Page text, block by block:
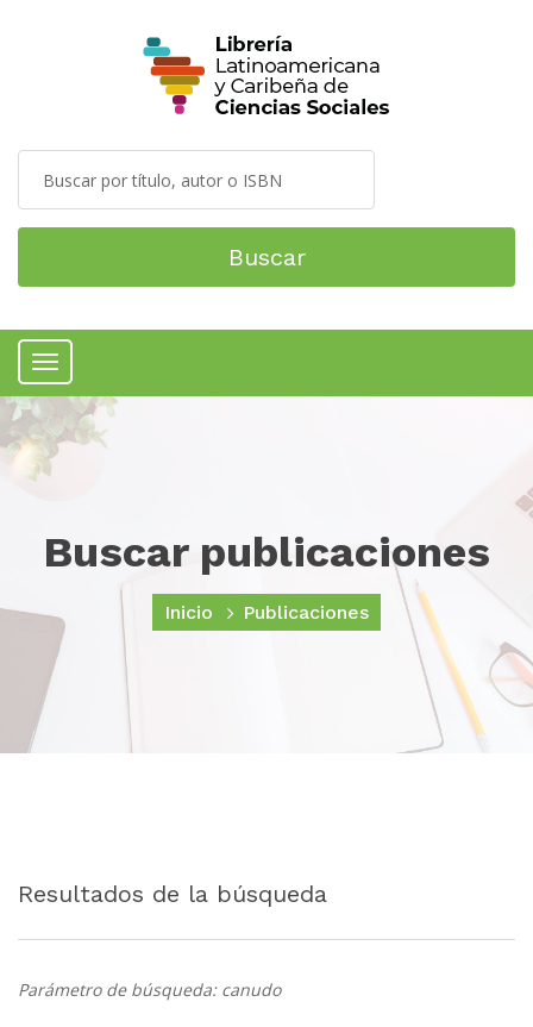
Buscar
Menú
Buscar publicaciones
Inicio Publicaciones
Resultados de la búsqueda
Parámetro de búsqueda: canudo